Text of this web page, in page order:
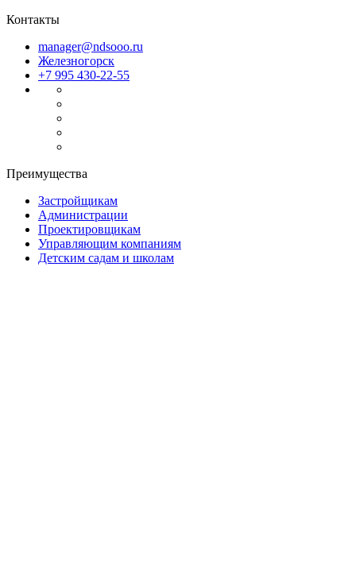
Контакты
manager@ndsooo.ru
Железногорск
+7 995 430-22-55
Преимущества
Застройщикам
Администрации
Проектировщикам
Управляющим компаниям
Детским садам и школам